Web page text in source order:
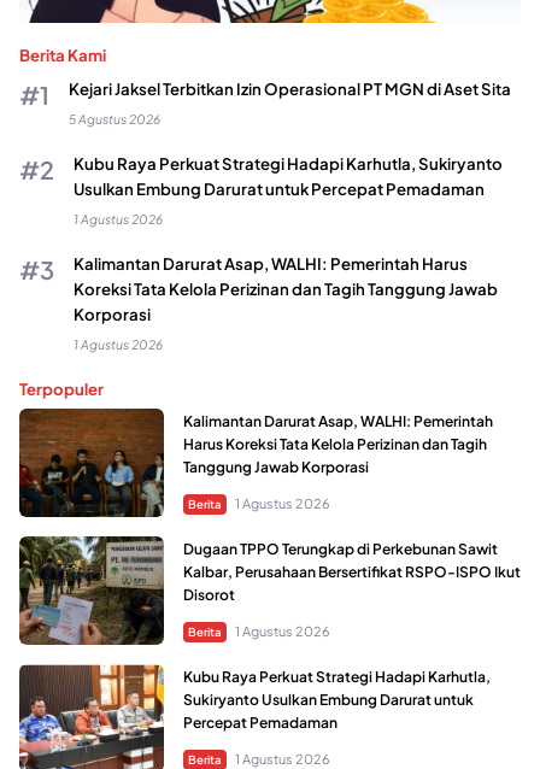
Berita Kami
Kejari Jaksel Terbitkan Izin Operasional PT MGN di Aset Sita
5 Agustus 2026
Kubu Raya Perkuat Strategi Hadapi Karhutla, Sukiryanto
Usulkan Embung Darurat untuk Percepat Pemadaman
1 Agustus 2026
Kalimantan Darurat Asap, WALHI: Pemerintah Harus
Koreksi Tata Kelola Perizinan dan Tagih Tanggung Jawab
Korporasi
1 Agustus 2026
Terpopuler
Kalimantan Darurat Asap, WALHI: Pemerintah
Harus Koreksi Tata Kelola Perizinan dan Tagih
Tanggung Jawab Korporasi
Berita 1 Agustus 2026
Dugaan TPPO Terungkap di Perkebunan Sawit
Kalbar, Perusahaan Bersertifikat RSPO-ISPO Ikut
Disorot
Berita 1 Agustus 2026
Kubu Raya Perkuat Strategi Hadapi Karhutla,
Sukiryanto Usulkan Embung Darurat untuk
Percepat Pemadaman
Berita 1 Agustus 2026